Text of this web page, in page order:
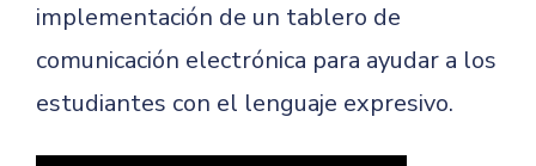
implementación de un tablero de
comunicación electrónica para ayudar a los
estudiantes con el lenguaje expresivo.